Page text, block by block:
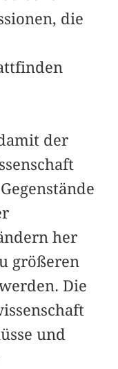
die
der
her
größeren
Die
und